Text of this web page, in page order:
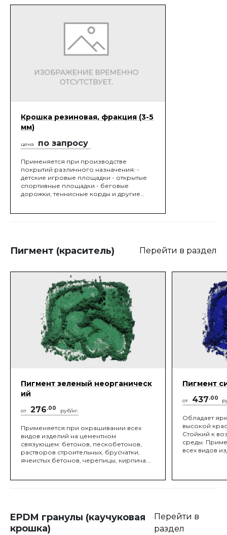
Крошка резиновая, фракция (3-5
мм)
цена по запросу
Применяется при производстве
покрытий различного назначения: -
детские игровые площадки - открытые
спортивные площадки - беговые
дорожки, теннисные корды и другие
Пигмент (краситель) Перейти в раздел
Пигмент зеленый неорганическ
ий
от 276.00 руб/кг.
Применяется при окрашивании всех
видов изделий на цементном
связующем: бетонов, пескобетонов,
растворов строительных, брусчатки,
ячеистых бетонов, черепицы, кирпича.
Пигмент
от 437.00
Обладает
высокой
Стойкий к
среды.
всех видов
При
EPDM гранулы (каучуковая
крошка)
Перейти в
раздел